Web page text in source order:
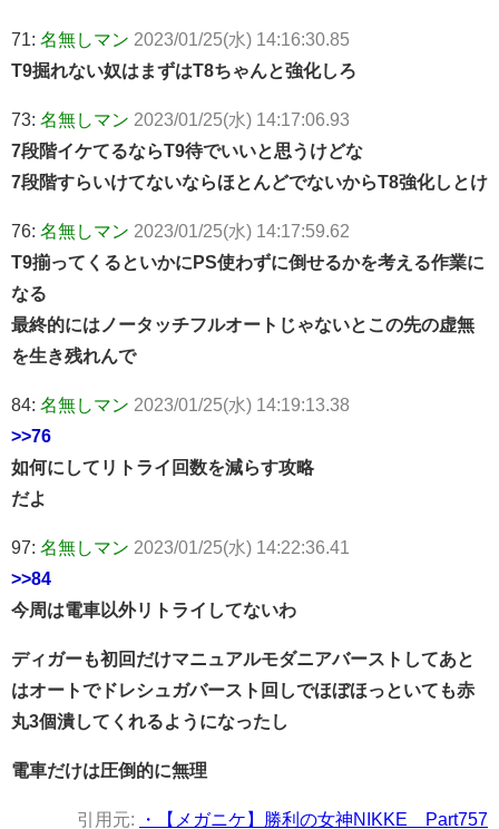
71: 名無しマン 2023/01/25(水) 14:16:30.85
T9掘れない奴はまずはT8ちゃんと強化しろ
73: 名無しマン 2023/01/25(水) 14:17:06.93
7段階イケてるならT9待でいいと思うけどな
7段階すらいけてないならほとんどでないからT8強化しとけ
76: 名無しマン 2023/01/25(水) 14:17:59.62
T9揃ってくるといかにPS使わずに倒せるかを考える作業に
なる
最終的にはノータッチフルオートじゃないとこの先の虚無
を生き残れんで
84: 名無しマン 2023/01/25(水) 14:19:13.38
>>76
如何にしてリトライ回数を減らす攻略
だよ
97: 名無しマン 2023/01/25(水) 14:22:36.41
>>84
今周は電車以外リトライしてないわ
ディガーも初回だけマニュアルモダニアバーストしてあと
はオートでドレシュガバースト回しでほぼほっといても赤
丸3個潰してくれるようになったし
電車だけは圧倒的に無理
引用元: ・【メガニケ】勝利の女神NIKKE Part757